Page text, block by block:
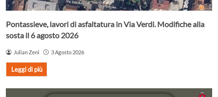
Pontassieve, lavori di asfaltatura in Via Verdi. Modifiche alla
sosta il 6 agosto 2026
Julian Zeni 3 Agosto 2026
Leggi di più